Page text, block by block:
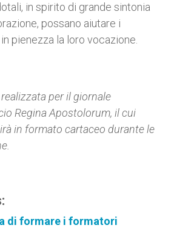
in spirito di grande sintonia
possano aiutare i
pienezza la loro vocazione.
per il giornale
Regina Apostolorum, il cui
in formato cartaceo durante le
di formare i formatori